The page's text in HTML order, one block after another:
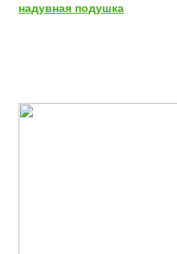
надувная подушка